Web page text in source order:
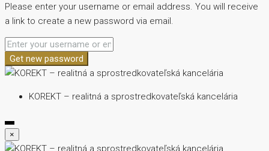
Please enter your username or email address. You will receive
a link to create a new password via email.
Get new password
KOREKT – realitná a sprostredkovateľská kancelária
×